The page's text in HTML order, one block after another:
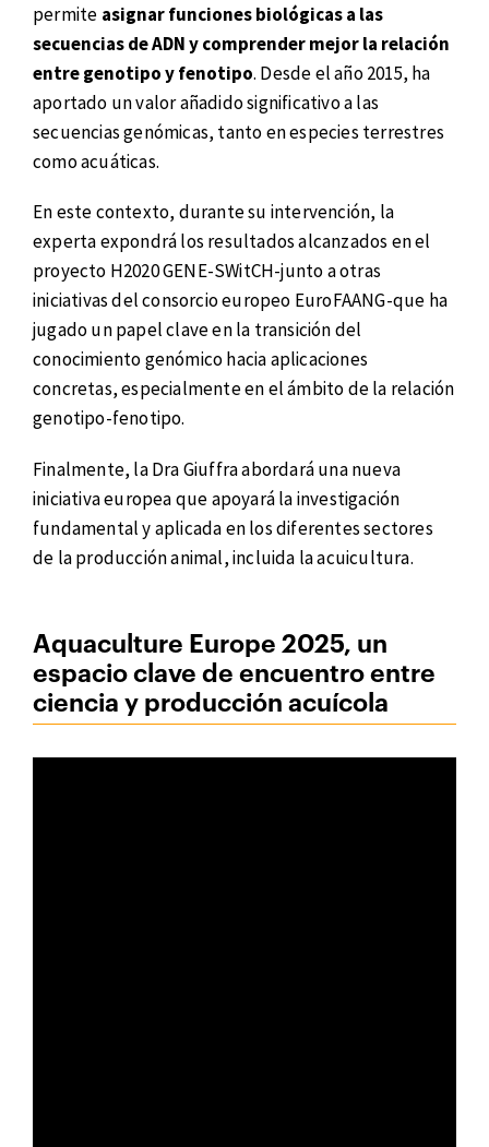
permite asignar funciones biológicas a las
secuencias de ADN y comprender mejor la relación
entre genotipo y fenotipo. Desde el año 2015, ha
aportado un valor añadido significativo a las
secuencias genómicas, tanto en especies terrestres
como acuáticas.
En este contexto, durante su intervención, la
experta expondrá los resultados alcanzados en el
proyecto H2020 GENE-SWitCH-junto a otras
iniciativas del consorcio europeo EuroFAANG-que ha
jugado un papel clave en la transición del
conocimiento genómico hacia aplicaciones
concretas, especialmente en el ámbito de la relación
genotipo-fenotipo.
Finalmente, la Dra Giuffra abordará una nueva
iniciativa europea que apoyará la investigación
fundamental y aplicada en los diferentes sectores
de la producción animal, incluida la acuicultura.
Aquaculture Europe 2025, un
espacio clave de encuentro entre
ciencia y producción acuícola